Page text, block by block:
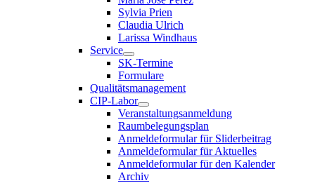
Sylvia Prien
Claudia Ulrich
Larissa Windhaus
Service
SK-Termine
Formulare
Qualitätsmanagement
CIP-Labor
Veranstaltungsanmeldung
Raumbelegungsplan
Anmeldeformular für Sliderbeitrag
Anmeldeformular für Aktuelles
Anmeldeformular für den Kalender
Archiv